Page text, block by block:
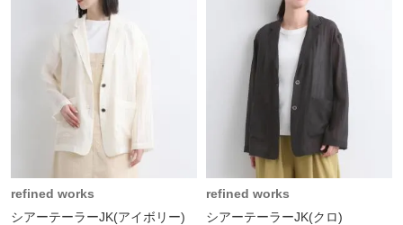
refined works
シアーテーラーJK(アイボリー)
refined works
シアーテーラーJK(クロ)